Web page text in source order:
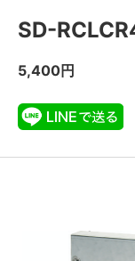
SD-
5,400円